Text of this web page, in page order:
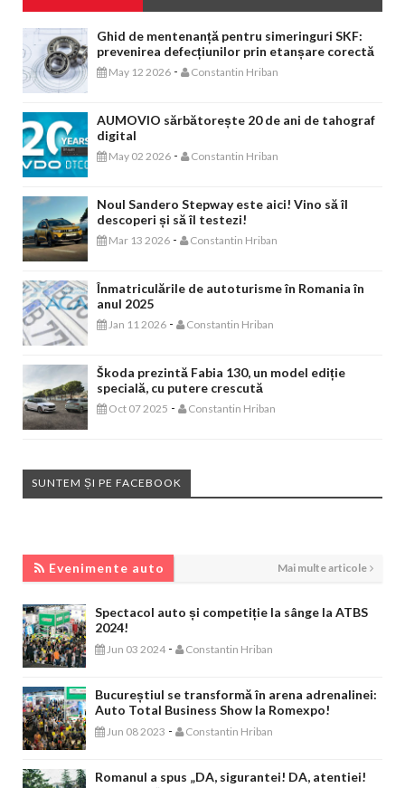
Ghid de mentenanță pentru simeringuri SKF:
prevenirea defecțiunilor prin etanșare corectă
May 12 2026 - Constantin Hriban
AUMOVIO sărbătorește 20 de ani de tahograf
digital
May 02 2026 - Constantin Hriban
Noul Sandero Stepway este aici! Vino să îl
descoperi și să îl testezi!
Mar 13 2026 - Constantin Hriban
Înmatriculările de autoturisme în Romania în
anul 2025
Jan 11 2026 - Constantin Hriban
Škoda prezintă Fabia 130, un model ediție
specială, cu putere crescută
Oct 07 2025 - Constantin Hriban
SUNTEM ȘI PE FACEBOOK
Evenimente auto Mai multe articole
Spectacol auto și competiție la sânge la ATBS
2024!
Jun 03 2024 - Constantin Hriban
Bucureștiul se transformă în arena adrenalinei:
Auto Total Business Show la Romexpo!
Jun 08 2023 - Constantin Hriban
Romanul a spus „DA, sigurantei! DA, atentiei!